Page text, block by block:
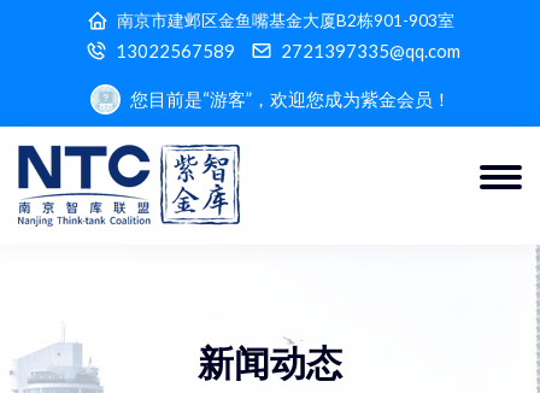
南京市建邺区金鱼嘴基金大厦B2栋901-903室
13022567589 2721397335@qq.com
您目前是“游客”，欢迎您成为紫金会员！
新闻动态